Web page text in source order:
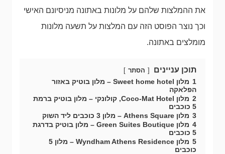
את ההמלצות שלהם על מלונות באתונה מניסיונם האישי
וכך נוצר הפוסט הזה עם המלצות על תשעה מלונות
מומלצים באתונה.
תוכן עניינים הסתר
1
מלון Sweet home hotel – מלון בוטיק באזור
הפלאקה
2
מלון Coco-Mat Hotel, קולונקי – מלון בוטיק ברמת
5 כוכבים
3 מלון Athens Square – מלון 3 כוכבים ליד השוק
4
מלון Green Suites Boutique – מלון בוטיק בדרגת
5 כוכבים
5
מלון Wyndham Athens Residence – מלון 5
כוכבים